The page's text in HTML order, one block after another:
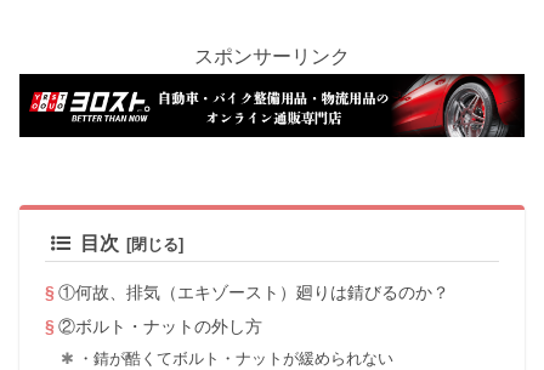
スポンサーリンク
目次
①何故、排気（エキゾースト）廻りは錆びるのか？
②ボルト・ナットの外し方
・錆が酷くてボルト・ナットが緩められない